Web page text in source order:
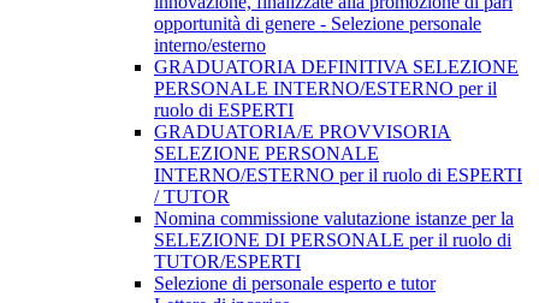
opportunità di genere - Selezione personale
interno/esterno
GRADUATORIA DEFINITIVA SELEZIONE
PERSONALE INTERNO/ESTERNO per il
ruolo di ESPERTI
GRADUATORIA/E PROVVISORIA
SELEZIONE PERSONALE
INTERNO/ESTERNO per il ruolo di ESPERTI
/ TUTOR
Nomina commissione valutazione istanze per la
SELEZIONE DI PERSONALE per il ruolo di
TUTOR/ESPERTI
Selezione di personale esperto e tutor